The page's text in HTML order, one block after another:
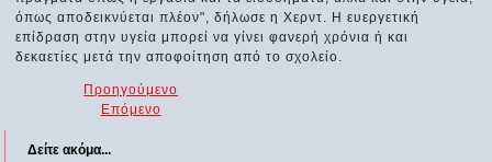
όπως αποδεικνύεται πλέον", δήλωσε η Χερντ. Η ευεργετική
επίδραση στην υγεία μπορεί να γίνει φανερή χρόνια ή και
δεκαετίες μετά την αποφοίτηση από το σχολείο.
Προηγούμενο
Επόμενο
Δείτε ακόμα...